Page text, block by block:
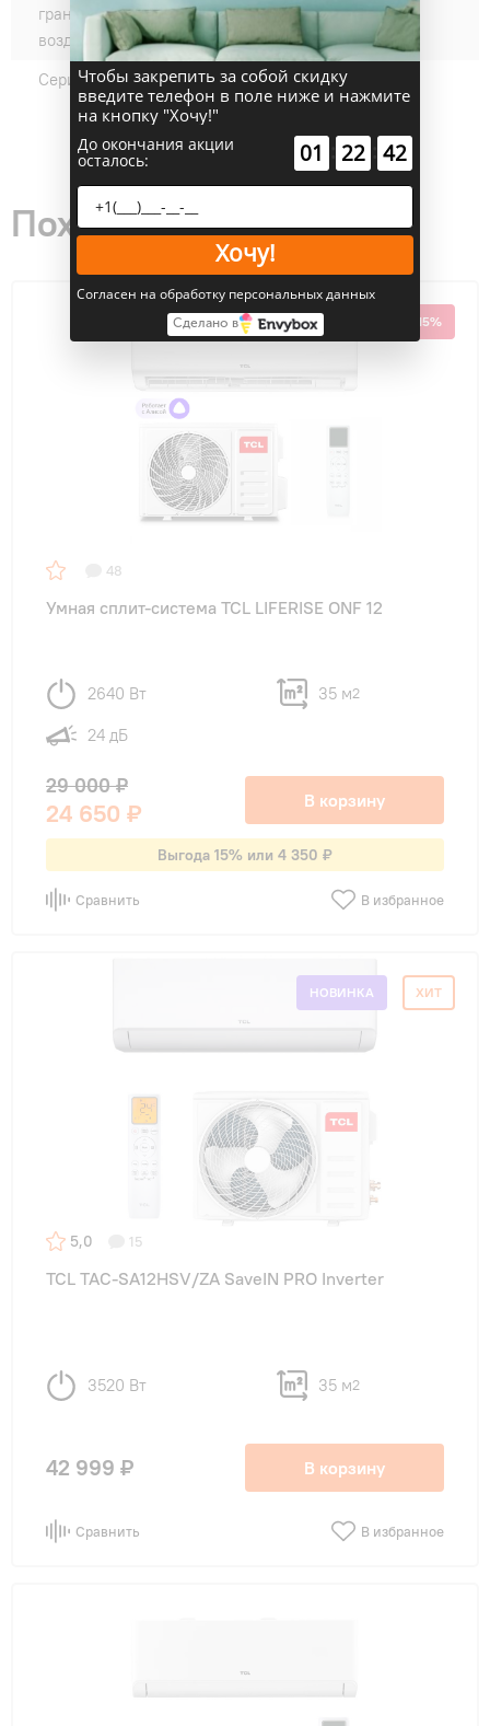
границы наружного
воздуха (нагрев) °C:
Серии: FreshIN 3.0
Похожие товары
РАСПРОДАЖА -15%
48
Умная сплит-система TCL LIFERISE ONF 12
2640 Вт 35 м2
24 дБ
29 000 ₽
24 650 ₽ В корзину
Выгода 15% или 4 350 ₽
Сравнить В избранное
НОВИНКА ХИТ
5,0 15
TCL TAC-SA12HSV/ZA SaveIN PRO Inverter
3520 Вт 35 м2
42 999 ₽ В корзину
Сравнить В избранное
Чтобы закрепить за собой скидку
введите телефон в поле ниже и нажмите
на кнопку "Хочу!"
До окончания акции
осталось: 01 22 41
Хочу!
Согласен на обработку персональных данных
Сделано в